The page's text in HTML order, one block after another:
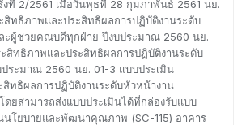
ที่ 2/2561 เมื่อวันพุธที่ 28 กุมภาพันธ์ 2561 นย.
สิทธิภาพและประสิทธิผลการปฏิบัติงานระดับ
ผู้ช่วยคณบดีทุกฝ่าย ปีงบประมาณ 2560 นย.
สิทธิภาพและประสิทธิผลการปฏิบัติงานระดับ
ระมาณ 2560 นย. 01-3 แบบประเมิน
ทธิผลการปฏิบัติงานระดับหัวหน้างาน
ยสามารถส่งแบบประเมินได้ที่กล่องรับแบบ
นโยบายและพัฒนาคุณภาพ (SC-115) อาคาร